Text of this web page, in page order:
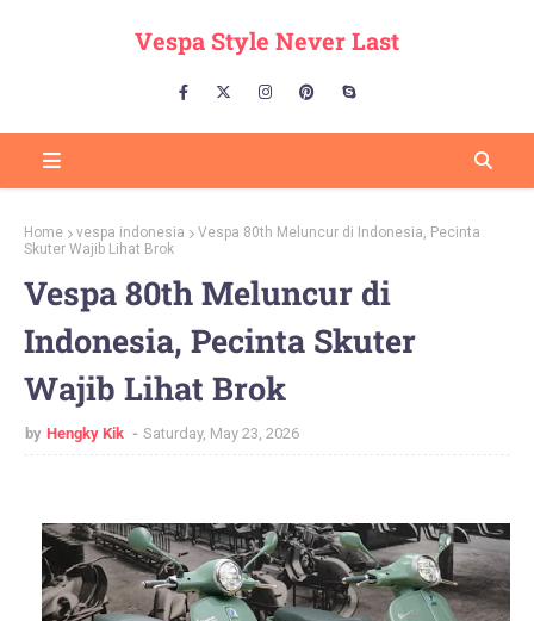
Vespa Style Never Last
Home vespa indonesia
Vespa 80th Meluncur di Indonesia, Pecinta
Skuter Wajib Lihat Brok
Vespa 80th Meluncur di
Indonesia, Pecinta Skuter
Wajib Lihat Brok
by Hengky Kik Saturday, May 23, 2026